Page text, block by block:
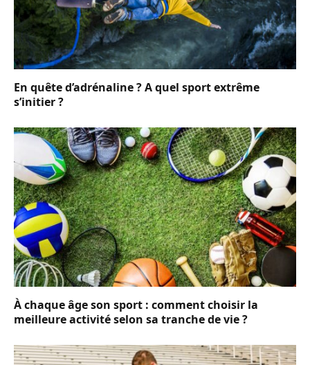
En quête d’adrénaline ? A quel sport extrême
s’initier ?
À chaque âge son sport : comment choisir la
meilleure activité selon sa tranche de vie ?